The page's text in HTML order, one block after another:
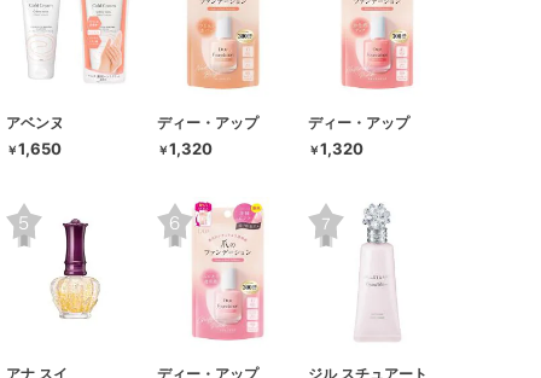
アベンヌ
￥1,650
ディー・アップ
￥1,320
ディー・アップ
￥1,320
アナ スイ ディー・アップ ジル スチュアート